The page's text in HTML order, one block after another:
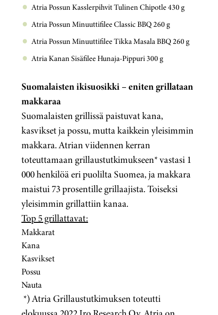
Atria Possun Kasslerpihvit Tulinen Chipotle 430 g
Atria Possun Minuuttifilee Classic BBQ 260 g
Atria Possun Minuuttifilee Tikka Masala BBQ 260 g
Atria Kanan Sisäfilee Hunaja-Pippuri 300 g
Suomalaisten ikisuosikki – eniten grillataan
makkaraa
Suomalaisten grillissä paistuvat kana,
kasvikset ja possu, mutta kaikkein yleisimmin
makkara. Atrian viidennen kerran
toteuttamaan grillaustutkimukseen* vastasi 1
000 henkilöä eri puolilta Suomea, ja makkara
maistui 73 prosentille grillaajista. Toiseksi
yleisimmin grillattiin kanaa.
Top 5 grillattavat:
Makkarat
Kana
Kasvikset
Possu
Nauta
*) Atria Grillaustutkimuksen toteutti